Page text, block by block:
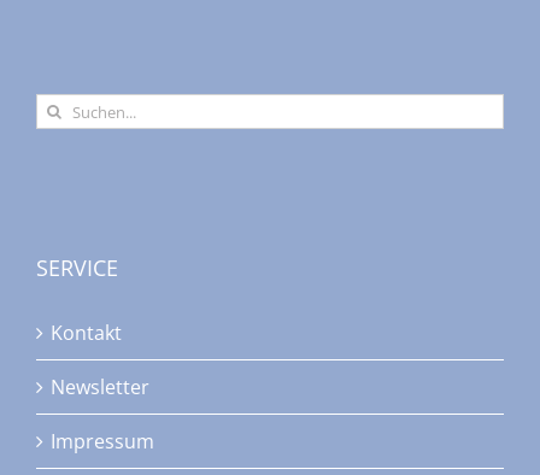
Suche
nach:
SERVICE
Kontakt
Newsletter
Impressum